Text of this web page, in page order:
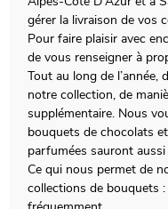
gérer la livraison de vos
Pour faire plaisir avec
de vous renseigner à
Tout au long de
notre collection, de
supplémentaire. Nous
bouquets de chocolats
parfumées sauront
Ce qui nous permet de
collections de bouquets